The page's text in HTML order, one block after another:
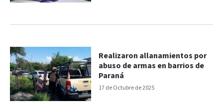
17 de Octubre de 2025
Realizaron allanamientos por
abuso de armas en barrios de
Paraná